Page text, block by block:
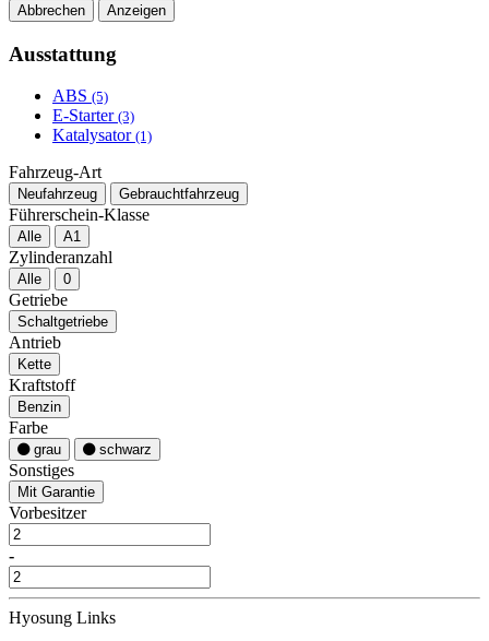
Abbrechen Anzeigen
Ausstattung
ABS (5)
E-Starter (3)
Katalysator (1)
Fahrzeug-Art
Neufahrzeug Gebrauchtfahrzeug
Führerschein-Klasse
Alle A1
Zylinderanzahl
Alle 0
Getriebe
Schaltgetriebe
Antrieb
Kette
Kraftstoff
Benzin
Farbe
grau schwarz
Sonstiges
Mit Garantie
Vorbesitzer
-
Hyosung Links